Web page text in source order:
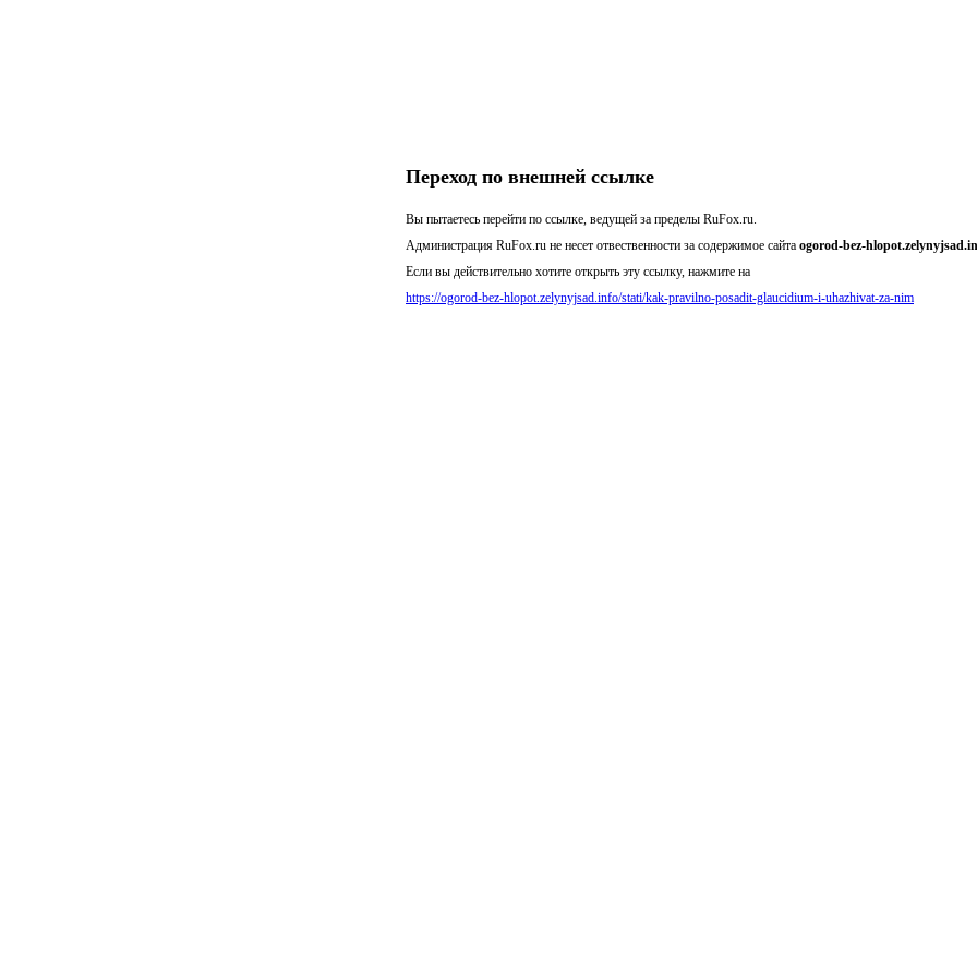
Переход по внешней ссылке
Вы пытаетесь перейти по ссылке, ведущей за пределы RuFox.ru.
Администрация RuFox.ru не несет отвественности за содержимое сайта ogorod-bez-
Если вы действительно хотите открыть эту ссылку, нажмите на
https://ogorod-bez-hlopot.zelynyjsad.info/stati/kak-pravilno-posadit-glaucidium-i-uhazhivat-za-nim